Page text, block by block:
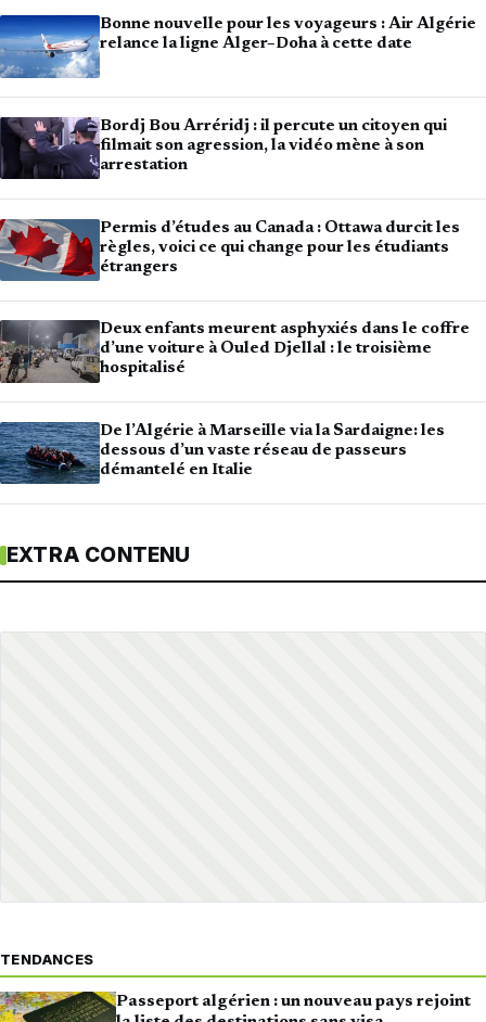
Bonne nouvelle pour les voyageurs : Air Algérie
relance la ligne Alger–Doha à cette date
Bordj Bou Arréridj : il percute un citoyen qui
filmait son agression, la vidéo mène à son
arrestation
Permis d’études au Canada : Ottawa durcit les
règles, voici ce qui change pour les étudiants
étrangers
Deux enfants meurent asphyxiés dans le coffre
d’une voiture à Ouled Djellal : le troisième
hospitalisé
De l’Algérie à Marseille via la Sardaigne: les
dessous d’un vaste réseau de passeurs
démantelé en Italie
EXTRA CONTENU
TENDANCES
Passeport algérien : un nouveau pays rejoint